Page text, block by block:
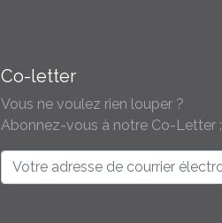
Co-letter
Vous ne voulez rien louper ?
Abonnez-vous à notre Co-Letter :